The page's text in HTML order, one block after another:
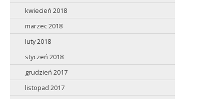
kwiecień 2018
marzec 2018
luty 2018
styczeń 2018
grudzień 2017
listopad 2017